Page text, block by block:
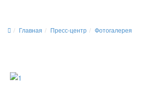
Главная Пресс-центр Фотогалерея